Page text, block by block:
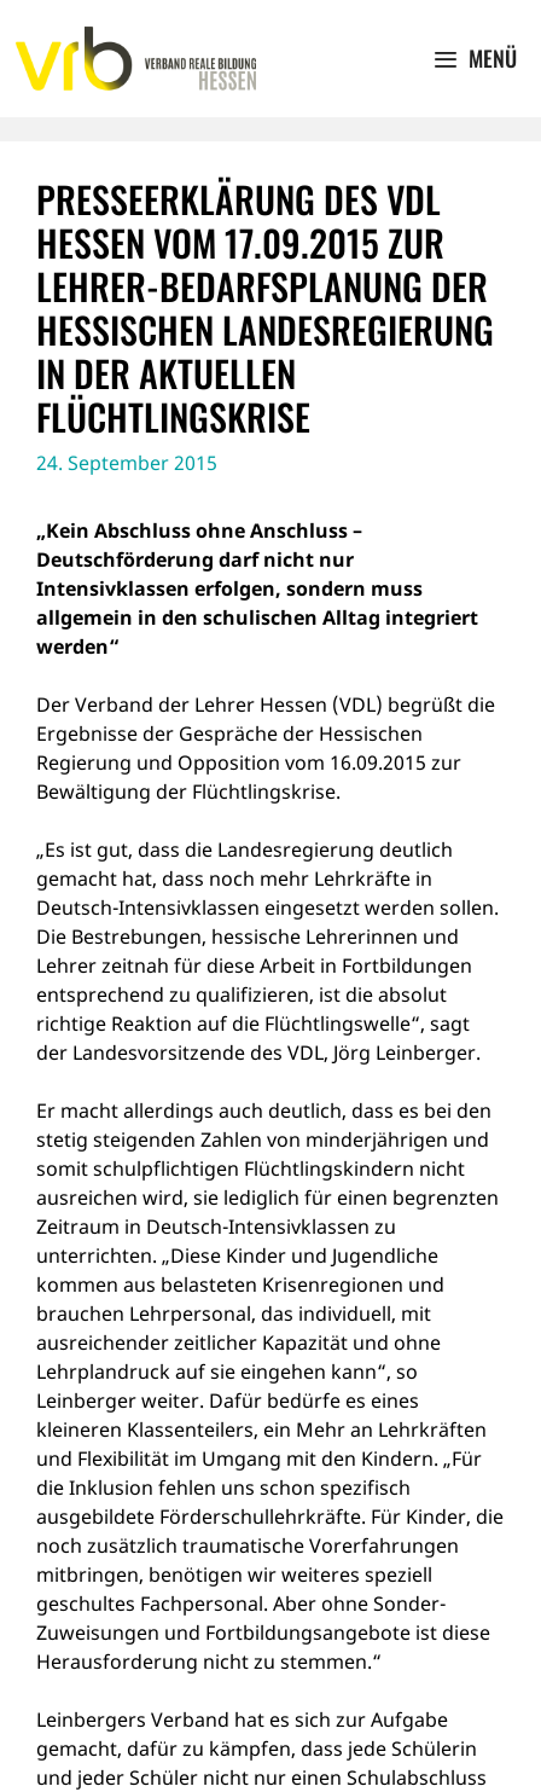
Inhalt
springen
MENÜ
PRESSEERKLÄRUNG DES VDL
HESSEN VOM 17.09.2015 ZUR
LEHRER-BEDARFSPLANUNG DER
HESSISCHEN LANDESREGIERUNG
IN DER AKTUELLEN
FLÜCHTLINGSKRISE
24. September 2015
„Kein Abschluss ohne Anschluss –
Deutschförderung darf nicht nur
Intensivklassen erfolgen, sondern muss
allgemein in den schulischen Alltag integriert
werden“
Der Verband der Lehrer Hessen (VDL) begrüßt die
Ergebnisse der Gespräche der Hessischen
Regierung und Opposition vom 16.09.2015 zur
Bewältigung der Flüchtlingskrise.
„Es ist gut, dass die Landesregierung deutlich
gemacht hat, dass noch mehr Lehrkräfte in
Deutsch-Intensivklassen eingesetzt werden sollen.
Die Bestrebungen, hessische Lehrerinnen und
Lehrer zeitnah für diese Arbeit in Fortbildungen
entsprechend zu qualifizieren, ist die absolut
richtige Reaktion auf die Flüchtlingswelle“, sagt
der Landesvorsitzende des VDL, Jörg Leinberger.
Er macht allerdings auch deutlich, dass es bei den
stetig steigenden Zahlen von minderjährigen und
somit schulpflichtigen Flüchtlingskindern nicht
ausreichen wird, sie lediglich für einen begrenzten
Zeitraum in Deutsch-Intensivklassen zu
unterrichten. „Diese Kinder und Jugendliche
kommen aus belasteten Krisenregionen und
brauchen Lehrpersonal, das individuell, mit
ausreichender zeitlicher Kapazität und ohne
Lehrplandruck auf sie eingehen kann“, so
Leinberger weiter. Dafür bedürfe es eines
kleineren Klassenteilers, ein Mehr an Lehrkräften
und Flexibilität im Umgang mit den Kindern. „Für
die Inklusion fehlen uns schon spezifisch
ausgebildete Förderschullehrkräfte. Für Kinder, die
noch zusätzlich traumatische Vorerfahrungen
mitbringen, benötigen wir weiteres speziell
geschultes Fachpersonal. Aber ohne Sonder-
Zuweisungen und Fortbildungsangebote ist diese
Herausforderung nicht zu stemmen.“
Leinbergers Verband hat es sich zur Aufgabe
gemacht, dafür zu kämpfen, dass jede Schülerin
und jeder Schüler nicht nur einen Schulabschluss